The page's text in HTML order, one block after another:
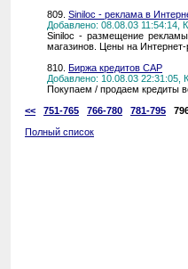
809. Siniloc - реклама в
Добавлено: 08.08.03 11:54:14,
Siniloc - размещение рекламы
магазинов. Цены на
810. Биржа кредитов CAP
Добавлено: 10.08.03 22:31:05,
Покупаем / продаем кредиты
<<
751-765 766-780 781-795
Полный список